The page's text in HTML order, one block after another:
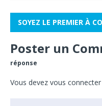
SOYEZ LE PREMIER À
Poster un
réponse
Vous devez vous connecter